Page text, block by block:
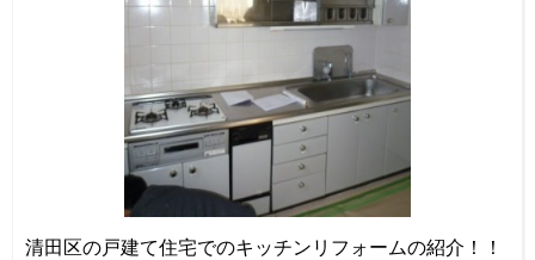
清田区の戸建て住宅でのキッチンリフォームの紹介！！